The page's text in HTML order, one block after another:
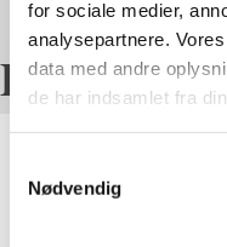
for sociale medier,
analysepartnere.
data med andre
de har indsamlet fra
Nødvendig
Ring mig op
Dine
Produkter
Om os